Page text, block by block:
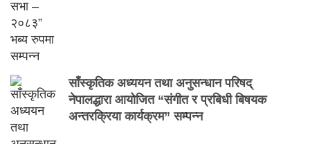
साँस्कृतिक अध्ययन तथा अनुसन्धान परिषद्
नेपालद्धारा आयोजित “संगीत र प्रबिधी बिषयक
अन्तरक्रिया कार्यक्रम” सम्पन्न